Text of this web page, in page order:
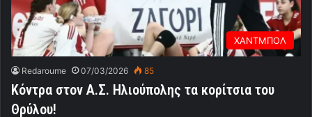
ΧΑΝΤΜΠΟΛ
Redaroume 07/03/2026 85
Κόντρα στον Α.Σ. Ηλιούπολης τα κορίτσια του
Θρύλου!